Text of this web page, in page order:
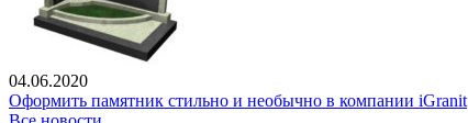
04.06.2020
Оформить памятник стильно и необычно в компании iGranit